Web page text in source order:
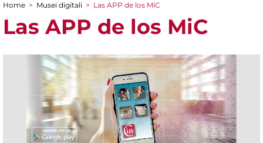
You are here
Home > Musei digitali > Las APP de los MiC
Las APP de los MiC